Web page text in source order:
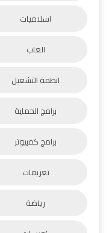
اسلاميات
العاب
انظمة التشغيل
برامج الحماية
برامج كمبيوتر
تعريفات
رياضة